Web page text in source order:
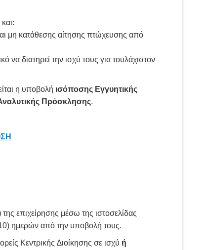
μη κατάθεσης αίτησης πτώχευσης από
διατηρεί την ισχύ τους για τουλάχιστον
η υποβολή ισόποσης Εγγυητικής
Πρόσκλησης.
της επιχείρησης μέσω της ιστοσελίδας
ημερών από την υποβολή τους.
Κεντρικής ∆ιοίκησης σε ισχύ ή